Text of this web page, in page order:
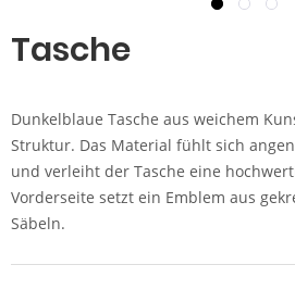
Tasche
Dunkelblaue Tasche aus weichem
Struktur. Das Material fühlt sich
und verleiht der Tasche eine
Vorderseite setzt ein Emblem aus
Säbeln.